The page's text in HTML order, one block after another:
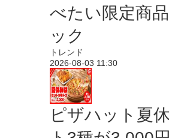
べたい限定商
ック
トレンド
2026-08-03 11:30
ピザハット夏